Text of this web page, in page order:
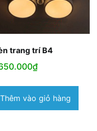
trang trí B4
₫
Thêm vào giỏ hàng